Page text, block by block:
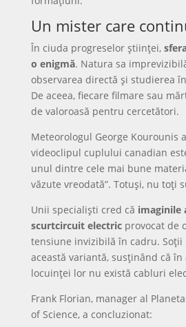
Un mister care
În ciuda progreselor științei,
o enigmă. Natura sa
observarea directă și studierea
De aceea, fiecare filmare sau
de valoroasă pentru cercetători.
Meteorologul George Kourounis
videoclipul cuplului canadian
unul dintre cele mai bune
văzute vreodată”. Totuși, nu toți
Unii specialiști cred că imaginile
scurtcircuit electricprovocat de
tensiune invizibilă în cadru. Soții
această variantă, susținând că
locuinței lor nu există cabluri
Frank Florian, manager al
of Science, a concluzionat: